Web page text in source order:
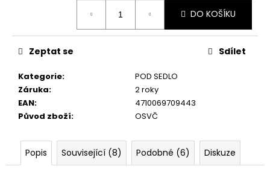
DO KOŠÍKU
Kategorie:
POD SEDLO
Záruka:
2 roky
EAN:
4710069709443
Původ zboží: OSVČ
Zeptat se Sdílet
Popis Související (8) Podobné (6) Diskuze